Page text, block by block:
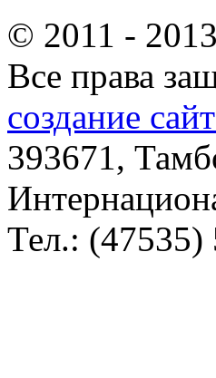
© 2011 - 2013
Все права
создание
393671,
Тел.: (47535)